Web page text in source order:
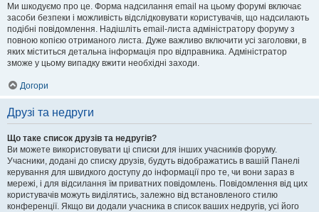
Ми шкодуємо про це. Форма надсилання email на цьому форумі включає
засоби безпеки і можливість відслідковувати користувачів, що надсилають
подібні повідомлення. Надішліть email-листа адміністратору форуму з
повною копією отриманого листа. Дуже важливо включити усі заголовки, в
яких міститься детальна інформація про відправника. Адміністратор
зможе у цьому випадку вжити необхідні заходи.
Догори
Друзі та недруги
Що таке список друзів та недругів?
Ви можете використовувати ці списки для інших учасників форуму.
Учасники, додані до списку друзів, будуть відображатись в вашій Панелі
керування для швидкого доступу до інформації про те, чи вони зараз в
мережі, і для відсилання їм приватних повідомлень. Повідомлення від цих
користувачів можуть виділятись, залежно від встановленого стилю
конференції. Якщо ви додали учасника в список ваших недругів, усі його